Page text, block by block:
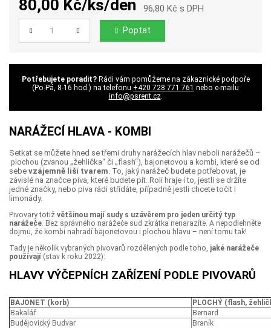
80,00 Kč/ks/den 96,80 Kč s DPH
Počet Poptat
Potřebujete poradit?Rádi vám pomůžeme na zákaznické podpoře
(Po-Pá, 8-16 hod.) na telefonu +420 728 771 761 nebo e-mailu
info@psrent.cz
NARÁŽECÍ HLAVA - KOMBI
Setkat se můžete hned se třemi druhy narážecích hlav neboli narážečů –
plochou (zvanou „žehlička“ či „flash“), bajonetovou a kombi, které se od
sebe vzájemně liší tvarem. To, jaký narážeč budete potřebovat, je
závislé na značce piva, které budete pít. Roli hraje i to, jestli se držíte
jedné značky, nebo piva rádi střídáte, případně jestli chcete točit i
limonády.
Pivovary totiž většinou mají sudy s uzávěrem pro jeden určitý typ
narážeče. Bez správného narážeče sud zkrátka nenarazíte. A nepodlehněte
dojmu, že kombi nahradí bajonetovou i plochou hlavu – není tomu tak!
Tady je několik vybraných pivovarů rozdělených podle toho, jaké narážeče
používají (stav k roku 2022):
HLAVY VÝČEPNÍCH ZAŘÍZENÍ PODLE PIVOVARŮ
BAJONET (korb)
PLOCHÝ (flash,
Bakalář
Bernard
Budějovický Budvar
Braník